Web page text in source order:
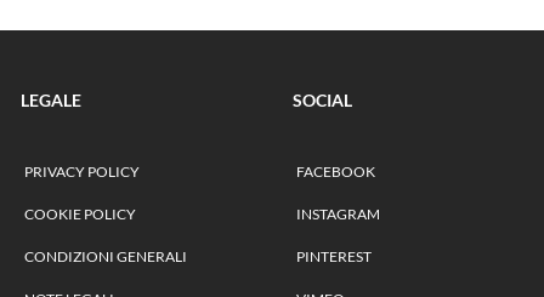
LEGALE
PRIVACY POLICY
COOKIE POLICY
CONDIZIONI GENERALI
SOCIAL
FACEBOOK
INSTAGRAM
PINTEREST